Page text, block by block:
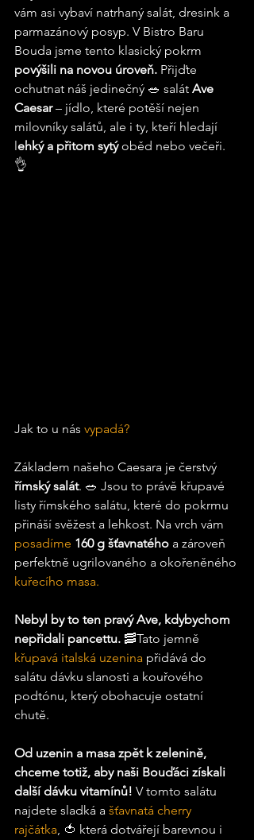
vám asi vybaví natrhaný salát, dresink a
parmazánový posyp. V Bistro Baru
Bouda jsme tento klasický pokrm
povýšili na novou úroveň. Přijďte
ochutnat náš jedinečný 🥗 salát Ave
Caesar – jídlo, které potěší nejen
milovníky salátů, ale i ty, kteří hledají
lehký a přitom sytý oběd nebo večeři.
👌
Jak to u nás vypadá?
Základem našeho Caesara je čerstvý
římský salát. 🥗 Jsou to právě křupavé
listy římského salátu, které do pokrmu
přináší svěžest a lehkost. Na vrch vám
posadíme 160 g šťavnatého a zároveň
perfektně ugrilovaného a okořeněného
kuřecího masa.
Nebyl by to ten pravý Ave, kdybychom
nepřidali pancettu. 🥓Tato jemně
křupavá italská uzenina přidává do
salátu dávku slanosti a kouřového
podtónu, který obohacuje ostatní
chutě.
Od uzenin a masa zpět k zelenině,
chceme totiž, aby naši Bouďáci získali
další dávku vitamínů! V tomto salátu
najdete sladká a šťavnatá cherry
rajčátka, 🍅 která dotvářejí barevnou i